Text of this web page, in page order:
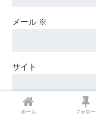
メール ※
サイト
ホーム フォロー